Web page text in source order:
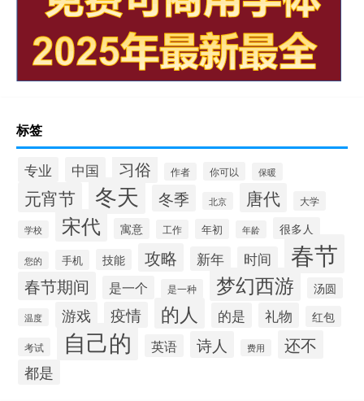
标签
专业 中国 习俗 作者 你可以 保暖
元宵节 冬天 冬季 北京 唐代 大学
学校 宋代 寓意 工作 年初 年龄 很多人
您的 手机 技能 攻略 新年 时间 春节
春节期间 是一个 是一种 梦幻西游 汤圆
温度 游戏 疫情 的人 的是 礼物 红包
考试 自己的 英语 诗人 费用 还不
都是